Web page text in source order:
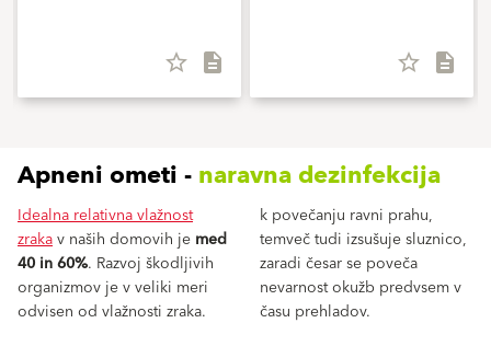
star_border description star_border description
Apneni ometi -naravna dezinfekcija
Idealna relativna vlažnost
zrakav naših domovih je med
40 in 60%. Razvoj škodljivih
organizmov je v veliki meri
odvisen od vlažnosti zraka.
k povečanju ravni prahu,
temveč tudi izsušuje sluznico,
zaradi česar se poveča
nevarnost okužb predvsem v
času prehladov.